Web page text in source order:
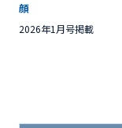
顔
2026年1月号掲載